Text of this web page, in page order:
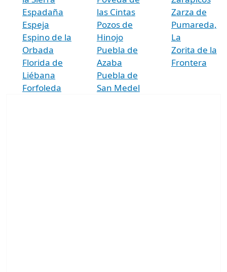
Espadaña
Espeja
Espino de la
Orbada
Florida de
Liébana
Forfoleda
las Cintas
Pozos de
Hinojo
Puebla de
Azaba
Puebla de
San Medel
Zarza de
Pumareda,
La
Zorita de la
Frontera